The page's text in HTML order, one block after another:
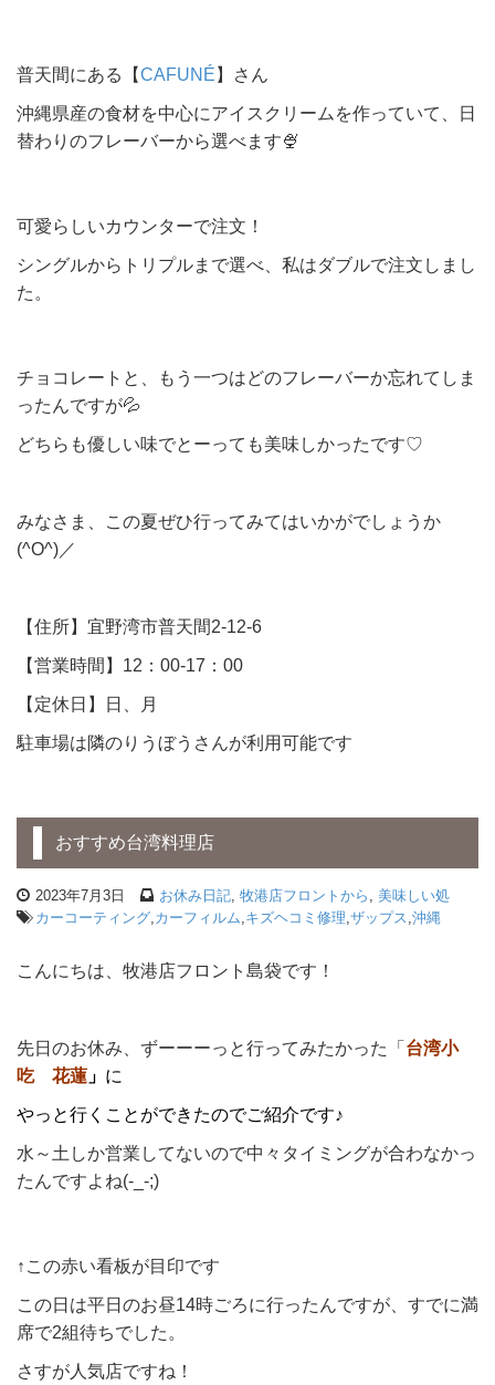
普天間にある【CAFUNÉ】さん
沖縄県産の食材を中心にアイスクリームを作っていて、日
替わりのフレーバーから選べます🍨
可愛らしいカウンターで注文！
シングルからトリプルまで選べ、私はダブルで注文しまし
た。
チョコレートと、もう一つはどのフレーバーか忘れてしま
ったんですが💦
どちらも優しい味でとーっても美味しかったです♡
みなさま、この夏ぜひ行ってみてはいかがでしょうか
(^O^)／
【住所】宜野湾市普天間2-12-6
【営業時間】12：00-17：00
【定休日】日、月
駐車場は隣のりうぼうさんが利用可能です
おすすめ台湾料理店
2023年7月3日 お休み日記, 牧港店フロントから , 美味しい処
カーコーティング,カーフィルム,キズヘコミ修理,ザップス,沖縄
こんにちは、牧港店フロント島袋です！
先日のお休み、ずーーーっと行ってみたかった「台湾小
吃 花蓮 」 に
やっと行くことができたのでご紹介です♪
水～土しか営業してないので中々タイミングが合わなかっ
たんですよね(-_-;)
↑この赤い看板が目印です
この日は平日のお昼14時ごろに行ったんですが、すでに満
席で2組待ちでした。
さすが人気店ですね！